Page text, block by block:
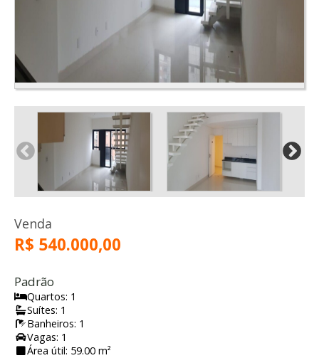
Venda
R$ 540.000,00
Padrão
Quartos: 1
Suítes: 1
Banheiros: 1
Vagas: 1
Área útil: 59.00 m²